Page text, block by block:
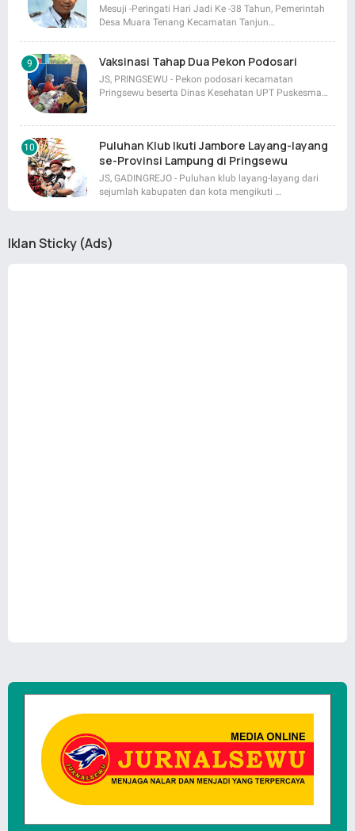
Mesuji -Peringati Hari Jadi Ke -38 Tahun, Pemerintah
Desa Muara Tenang Kecamatan Tanjun…
Vaksinasi Tahap Dua Pekon Podosari
JS, PRINGSEWU - Pekon podosari kecamatan
Pringsewu beserta Dinas Kesehatan UPT Puskesma…
Puluhan Klub Ikuti Jambore Layang-layang
se-Provinsi Lampung di Pringsewu
JS, GADINGREJO - Puluhan klub layang-layang dari
sejumlah kabupaten dan kota mengikuti …
Iklan Sticky (Ads)